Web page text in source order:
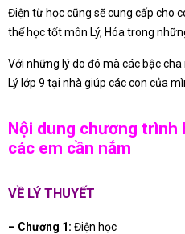
Điện từ học cũng sẽ cung cấp cho
thể học tốt môn Lý, Hóa trong
Với những lý do đó mà các bậc
Lý lớp 9 tại nhà giúp các con của
Nội dung chương trình
các em cần nắm
VỀ LÝ THUYẾT
– Chương 1: Điện học